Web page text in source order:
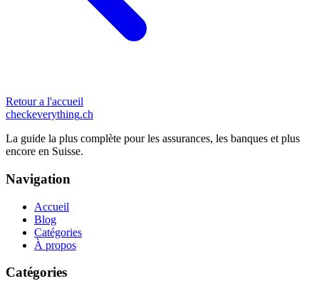
Retour a l'accueil
checkeverything.ch
La guide la plus complète pour les assurances, les banques et plus
encore en Suisse.
Navigation
Accueil
Blog
Catégories
À propos
Catégories